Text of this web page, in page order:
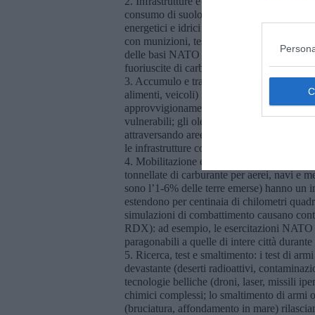
consumo di suolo e cementificazione di
energetici e idrici dedicati, spesso con
con munizioni, test di veicoli) producono
delle basi NATO e russe in aree artiche e
fuoriuscite di carburante e disturbo
3. Accumulo e trasporto di risorse
alimenti, veicoli) implicano un’intensa
approvvigionamento (petrolio, gas, terre
vulnerabili; gli oleodotti e gasdotti
attraversando aree protette o instabili,
le infrastrutture costruite hanno
4. Mobilitazione e addestramento: le
tonnellate di carburante per aerei, navi e
sono l’1-6% delle terre emerse) hanno un
estendono per centinaia di chilometri
simulazioni di combattimento causano
RDX): ad esempio, le esercitazioni
paragonabili a quelle di intere città
5. Ricerca, test e smaltimento: i test di
devastante (deserti radioattivi,
tecnologie belliche (droni, laser, missili
chimici complessi; lo smaltimento di armi
(bruciatura, affondamento in mare)